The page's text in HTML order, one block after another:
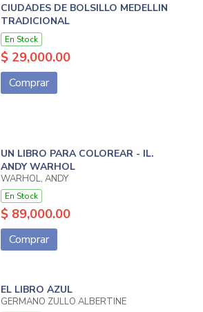
CIUDADES DE BOLSILLO MEDELLIN
TRADICIONAL
En Stock
$ 29,000.00
Comprar
UN LIBRO PARA COLOREAR - IL.
ANDY WARHOL
WARHOL, ANDY
En Stock
$ 89,000.00
Comprar
EL LIBRO AZUL
GERMANO ZULLO ALBERTINE